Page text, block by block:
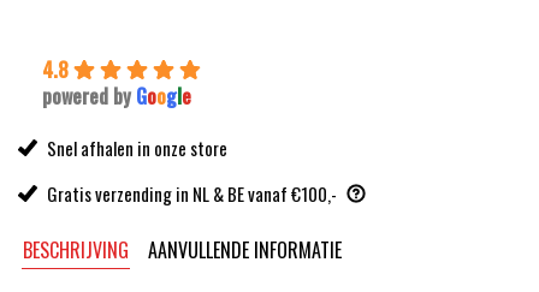
4.8
powered by Google
Snel afhalen in onze store
Gratis verzending in NL & BE vanaf €100,-
BESCHRIJVING
AANVULLENDE INFORMATIE